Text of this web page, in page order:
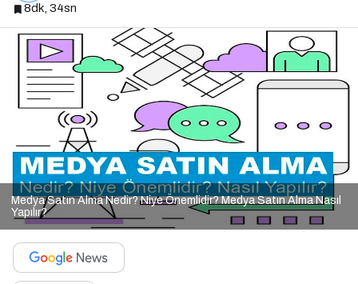
8dk, 34sn
Medya Satın Alma Nedir? Niye Önemlidir? Medya Satın Alma Nasıl
Yapılır?